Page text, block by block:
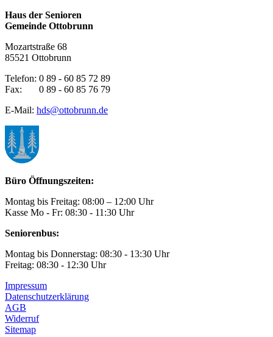
Haus der Senioren
Gemeinde Ottobrunn
Mozartstraße 68
85521 Ottobrunn
Telefon: 0 89 - 60 85 72 89
Fax: 0 89 - 60 85 76 79
E-Mail: hds@ottobrunn.de
Büro Öffnungszeiten:
Montag bis Freitag: 08:00 – 12:00 Uhr
Kasse Mo - Fr: 08:30 - 11:30 Uhr
Seniorenbus:
Montag bis Donnerstag: 08:30 - 13:30 Uhr
Freitag: 08:30 - 12:30 Uhr
Impressum
Datenschutzerklärung
AGB
Widerruf
Sitemap